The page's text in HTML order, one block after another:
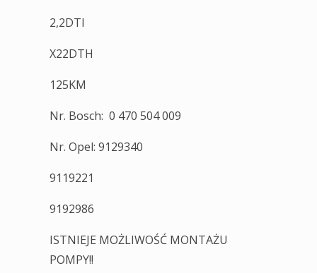
2,2DTI
X22DTH
125KM
Nr. Bosch: 0 470 504 009
Nr. Opel: 9129340
9119221
9192986
ISTNIEJE MOŻLIWOŚĆ MONTAŻU
POMPY!!